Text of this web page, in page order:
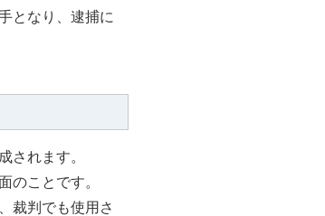
となり、逮捕に
されます。
のことです。
裁判でも使用さ